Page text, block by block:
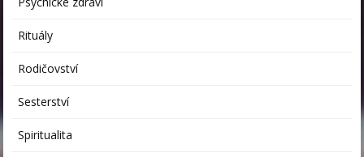
Rituály
Rodičovství
Sesterství
Spiritualita